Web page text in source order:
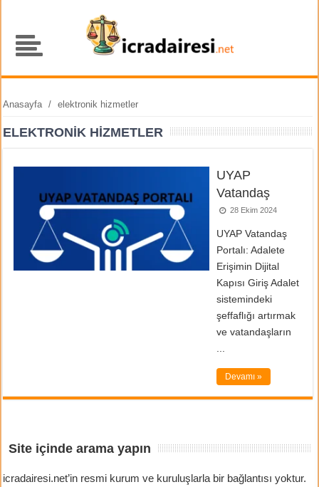
Anasayfa / elektronik hizmetler
ELEKTRONIK HIZMETLER
UYAP
Vatandaş
28 Ekim 2024
UYAP Vatandaş
Portalı: Adalete
Erişimin Dijital
Kapısı Giriş Adalet
sistemindeki
şeffaflığı artırmak
ve vatandaşların
Devamı »
Site içinde arama yapın
icradairesi.net’in resmi kurum ve kuruluşlarla bir bağlantısı yoktur.